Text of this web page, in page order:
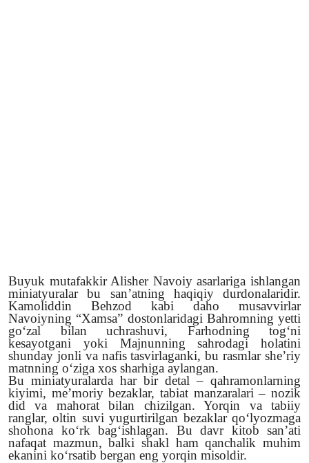
Buyuk mutafakkir Alisher Navoiy asarlariga ishlangan
miniatyuralar bu san’atning haqiqiy durdonalaridir.
Kamoliddin Behzod kabi daho musavvirlar
Navoiyning “Xamsa” dostonlaridagi Bahromning yetti
go‘zal bilan uchrashuvi, Farhodning tog‘ni
kesayotgani yoki Majnunning sahrodagi holatini
shunday jonli va nafis tasvirlaganki, bu rasmlar she’riy
matnning o‘ziga xos sharhiga aylangan.
Bu miniatyuralarda har bir detal – qahramonlarning
kiyimi, me’moriy bezaklar, tabiat manzaralari – nozik
did va mahorat bilan chizilgan. Yorqin va tabiiy
ranglar, oltin suvi yugurtirilgan bezaklar qo‘lyozmaga
shohona ko‘rk bag‘ishlagan. Bu davr kitob san’ati
nafaqat mazmun, balki shakl ham qanchalik muhim
ekanini ko‘rsatib bergan eng yorqin misoldir.